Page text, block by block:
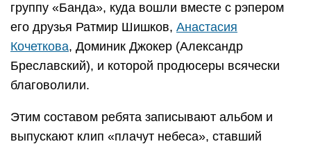
группу «Банда», куда вошли вместе с рэпером
его друзья Ратмир Шишков, Анастасия
Кочеткова, Доминик Джокер (Александр
Бреславский), и которой продюсеры всячески
благоволили.
Этим составом ребята записывают альбом и
выпускают клип «плачут небеса», ставший